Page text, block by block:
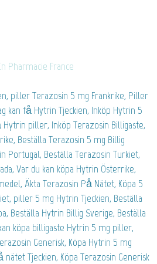
Pharmacie France
piller Terazosin 5 mg Frankrike, Piller
kan få Hytrin Tjeckien, Inköp Hytrin 5
piller, Inköp Terazosin Billigaste,
Beställa Terazosin 5 mg Billig
Portugal, Beställa Terazosin Turkiet,
Var du kan köpa Hytrin Österrike,
Äkta Terazosin På Nätet, Köpa 5
piller 5 mg Hytrin Tjeckien, Beställa
Beställa Hytrin Billig Sverige, Beställa
köpa billigaste Hytrin 5 mg piller,
Generisk, Köpa Hytrin 5 mg
Tjeckien, Köpa Terazosin Generisk